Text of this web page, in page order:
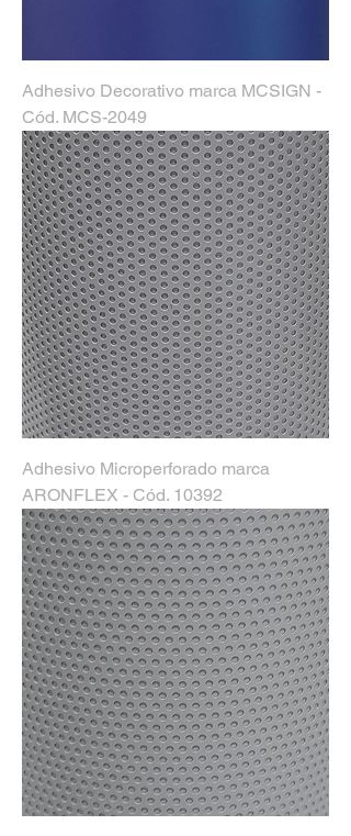
Adhesivo Decorativo marca MCSIGN -
Cód. MCS-2049
Adhesivo Microperforado marca
ARONFLEX - Cód. 10392